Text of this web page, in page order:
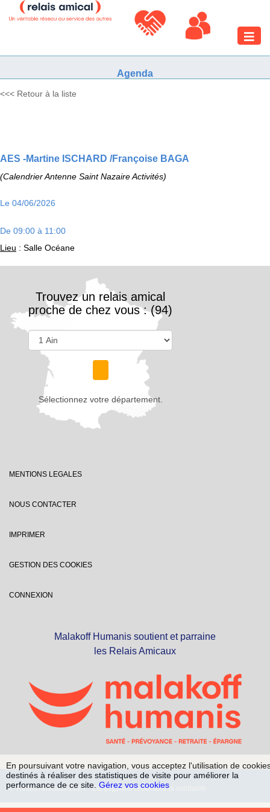
Toggle
Agenda
<<< Retour à la liste
AES -Martine ISCHARD /Françoise BAGA
(Calendrier Antenne Saint Nazaire Activités)
Le 04/06/2026
De 09:00 à 11:00
Lieu : Salle Océane
Trouvez un relais amical
proche de chez vous : (94)
Sélectionnez votre département.
MENTIONS LEGALES
NOUS CONTACTER
IMPRIMER
GESTION DES COOKIES
CONNEXION
Malakoff Humanis soutient et parraine
les Relais Amicaux
© Relais Amicaux 2024 - Conjuguons ensemble la solidarité
En poursuivant votre navigation, vous acceptez l'utilisation de
destinés à réaliser des statistiques de visite pour améliorer la
performance de ce site. Gérez vos cookies